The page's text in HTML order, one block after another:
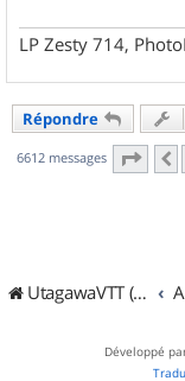
LP Zesty 714,
Répondre
6612 messages Page
UtagawaVTT (Randos VTT et VTTAE avec traces GPS)
Développé